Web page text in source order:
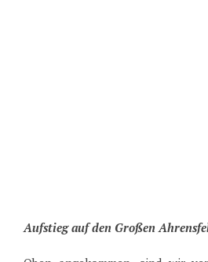
Aufstieg auf den Großen